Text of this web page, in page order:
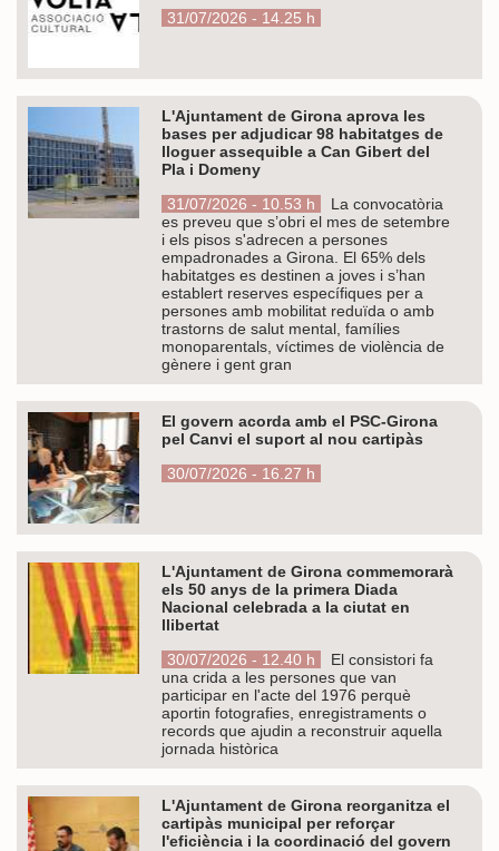
31/07/2026 - 14.25 h
L'Ajuntament de Girona aprova les
bases per adjudicar 98 habitatges de
lloguer assequible a Can Gibert del
Pla i Domeny
31/07/2026 - 10.53 h
La convocatòria
es preveu que s’obri el mes de setembre
i els pisos s'adrecen a persones
empadronades a Girona. El 65% dels
habitatges es destinen a joves i s’han
establert reserves específiques per a
persones amb mobilitat reduïda o amb
trastorns de salut mental, famílies
monoparentals, víctimes de violència de
gènere i gent gran
El govern acorda amb el PSC-Girona
pel Canvi el suport al nou cartipàs
30/07/2026 - 16.27 h
L'Ajuntament de Girona commemorarà
els 50 anys de la primera Diada
Nacional celebrada a la ciutat en
llibertat
30/07/2026 - 12.40 h
El consistori fa
una crida a les persones que van
participar en l'acte del 1976 perquè
aportin fotografies, enregistraments o
records que ajudin a reconstruir aquella
jornada històrica
L'Ajuntament de Girona reorganitza el
cartipàs municipal per reforçar
l'eficiència i la coordinació del govern